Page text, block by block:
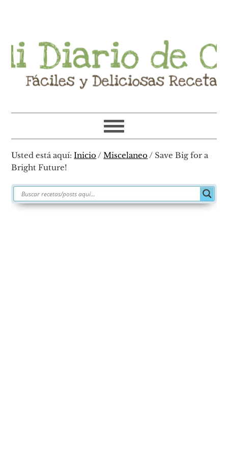
principal
principal
barra
lateral
primaria
de
página
Usted está aquí:Inicio / Miscelaneo / Save Big for a
Bright Future!